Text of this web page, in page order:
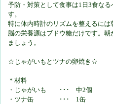
予防・対策として食事は1日3食な
す。
特に体内時計のリズムを整えるには
脳の栄養源はブドウ糖だけです。
ましょう。
☆じゃがいもとツナの卵焼き☆
＊材料
・じゃがいも ･･･ 中2個
・ツナ缶 ･･･ 1缶